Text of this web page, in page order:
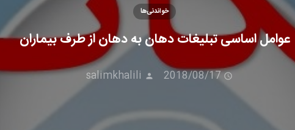
عوامل اساسی تبلیغات دهان به دهان از طرف بیماران
2018/08/17
salimkhalili
خواندنی‌ها